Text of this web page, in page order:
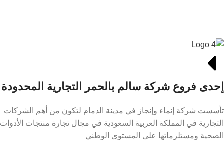
إحدى فروع شركة سالم بالحمر التجارية المحدودة
تأسست شركة إنماء وإنجاز في مدينة الدمام لتكون من أهم الشركات
التجارية في المملكة العربية السعودية في مجال تجارة منتجات الأدوات
الصحية ومستلزماتها على المستوى الوطني